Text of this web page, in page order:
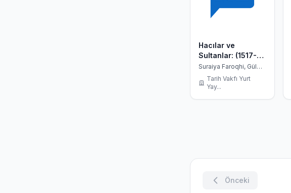
Hacılar ve
Sultanlar: (1517-
1638)
Suraiya Faroqhi, Gül
Çağalı Güven
Tarih Vakfı Yurt
Yay...
Önceki